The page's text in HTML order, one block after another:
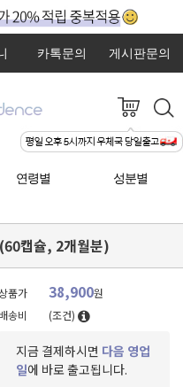
카톡문의 게시판문의
연령별 성분별
캡슐, 2개월분)
품가 38,900원
배송비
(조건)
지금 결제하시면 다음 영업
일에 바로 출고됩니다.